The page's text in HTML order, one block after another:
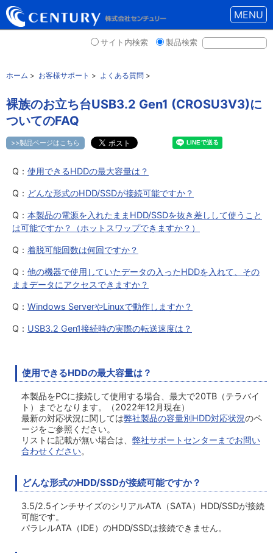
MENU
サイト内検索 製品検索
ホーム > お客様サポート > よくある質問 >
裸族のお立ち台USB3.2 Gen1 (CROSU3V3)に
ついてのFAQ
>>製品ページはこちら
Q： 使用できるHDDの最大容量は？
Q： どんな形式のHDD/SSDが接続可能ですか？
Q： 本製品の電源を入れたままHDD/SSDを抜き差しして使うこと
は可能ですか？（ホットスワップできますか？）
Q： 着脱可能回数は何回ですか？
Q： 他の機器で使用していたデータの入ったHDDを入れて、その
ままデータにアクセスできますか？
Q： Windows ServerやLinuxで動作しますか？
Q： USB3.2 Gen1接続時の実際の転送速度は？
使用できるHDDの最大容量は？
本製品をPCに接続して使用する場合、最大で20TB（テラバイ
ト）までとなります。（2022年12月現在）
最新の対応状況に関しては弊社製品の容量別HDD対応状況のペ
ージをご参照ください。
リストに記載が無い場合は、 弊社サポートセンターまでお問い
合わせください。
どんな形式のHDD/SSDが接続可能ですか？
3.5/2.5インチサイズのシリアルATA（SATA）HDD/SSDが接続
可能です。
パラレルATA（IDE）のHDD/SSDは接続できません。